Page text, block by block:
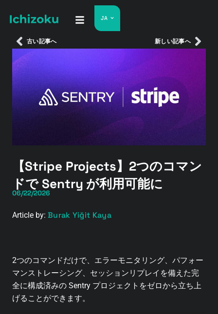
JA
古い記事へ 新しい記事へ
【Stripe Projects】2つのコマン
ドで Sentry が利用可能に
06/22/2026
Article by: Burak Yiğit Kaya
2つのコマンドだけで、エラーモニタリング、パフォー
マンストレーシング、セッションリプレイを備えた完
全に構成済みの Sentry プロジェクトをゼロから立ち上
げることができます。